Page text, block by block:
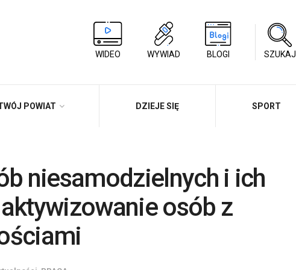
WIDEO WYWIAD BLOGI SZUKAJ
POWIAT DZIEJE SIĘ SPORT
niesamodzielnych i ich
osób z